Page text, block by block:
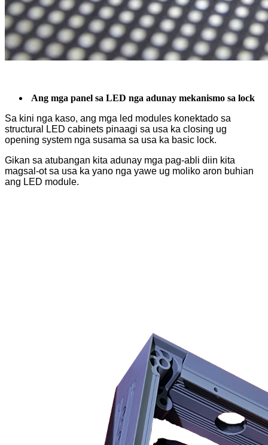
Ang mga panel sa LED nga adunay mekanismo sa lock
Sa kini nga kaso, ang mga led modules konektado sa
structural LED cabinets pinaagi sa usa ka closing ug
opening system nga susama sa usa ka basic lock.
Gikan sa atubangan kita adunay mga pag-abli diin kita
magsal-ot sa usa ka yano nga yawe ug moliko aron buhian
ang LED module.